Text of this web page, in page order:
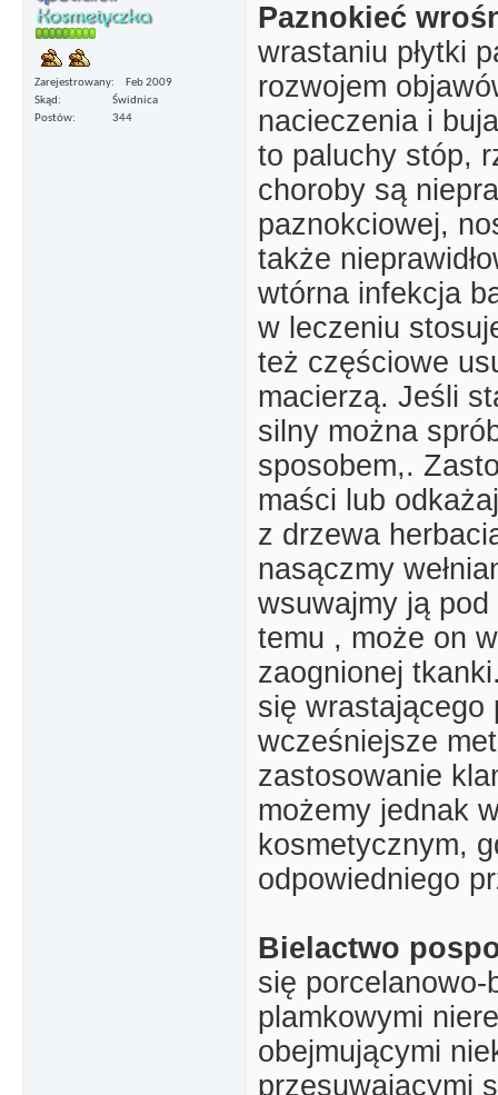
Zarejestrowany
Feb 2009
Skąd
Świdnica
Postów
344
Paznokieć
wrastaniu płytki
rozwojem
nacieczenia i
to paluchy stóp,
choroby są
paznokciowej,
także
wtórna infekcja
w leczeniu
też częściowe
macierzą. Jeśli
silny można
sposobem,.
maści lub
z drzewa
nasączmy
wsuwajmy ją
temu , może on
zaognionej
się wrastającego
wcześniejsze
zastosowanie
możemy jednak
kosmetycznym,
odpowiedniego
Bielactwo
się porcelanowo-
plamkowymi
obejmującymi
przesuwającymi